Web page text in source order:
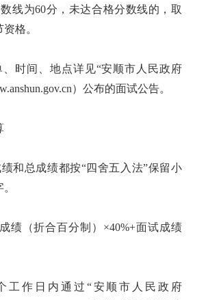
线为60分，未达合格分数线的，取
格。
时间、地点详见“安顺市人民政府
）公布的面试公告。
和总成绩都按“四舍五入法”保留小
绩（折合百分制）×40%+面试成绩
工作日内通过“安顺市人民政府